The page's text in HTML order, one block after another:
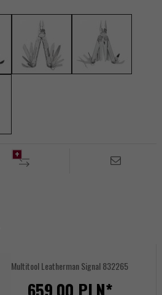
Multitool Leatherman Signal 832265
659, 00 PLN*